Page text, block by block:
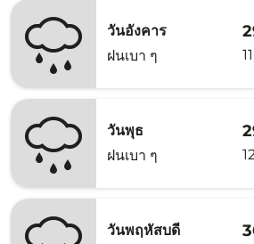
วันอังคาร
ฝนเบา ๆ
วันพุธ
ฝนเบา ๆ
วันพฤหัสบดี